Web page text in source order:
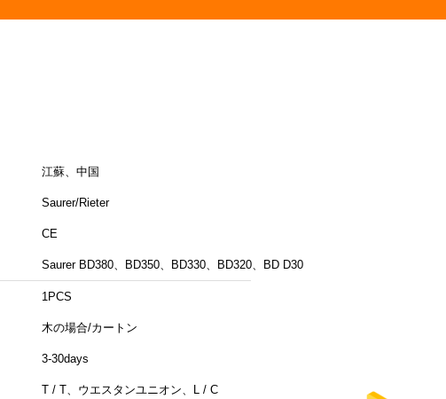
江蘇、中国
Saurer/Rieter
CE
Saurer BD380、BD350、BD330、BD320、BD D30
1PCS
木の場合/カートン
3-30days
T / T、ウエスタンユニオン、L / C